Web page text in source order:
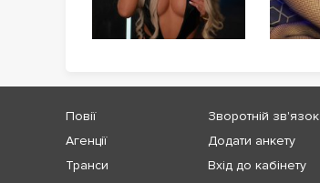
Повії
Агенції
Транси
Зворотній зв'язок
Додати анкету
Вхід до кабінету